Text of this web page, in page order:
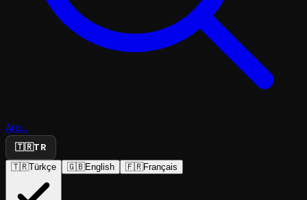
Ara...
🇹🇷TR
🇹🇷Türkçe 🇬🇧English 🇫🇷Français